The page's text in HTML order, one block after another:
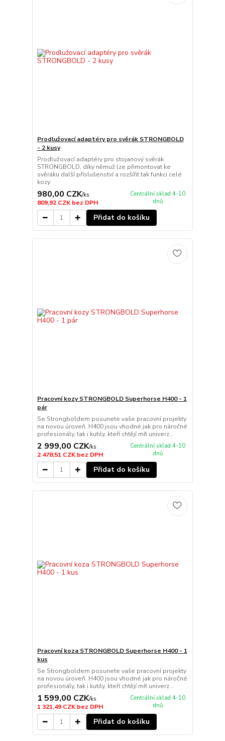
Prodlužovací adaptéry pro svěrák STRONGBOLD
- 2 kusy
Prodlužovací adaptéry pro stojanový svěrák
STRONGBOLD, díky němuž lze přimontovat ke
svěráku další příslušenství a rozšířit tak funkci celé
kozy.
980,00 CZK/ks
809,92 CZKbez DPH
Centrální sklad 4-10
dnů
Přidat do košíku
Pracovní kozy STRONGBOLD Superhorse H400 - 1
pár
Se Strongboldem posunete vaše pracovní projekty
na novou úroveň. H400 jsou vhodné jak pro náročné
profesionály, tak i kutily, kteří chtějí mít univerz...
2 999,00 CZK/ks
2 478,51 CZKbez DPH
Centrální sklad 4-10
dnů
Přidat do košíku
Pracovní koza STRONGBOLD Superhorse H400 - 1
kus
Se Strongboldem posunete vaše pracovní projekty
na novou úroveň. H400 jsou vhodné jak pro náročné
profesionály, tak i kutily, kteří chtějí mít univerz...
1 599,00 CZK/ks
1 321,49 CZKbez DPH
Centrální sklad 4-10
dnů
Přidat do košíku